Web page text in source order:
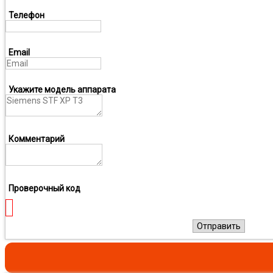
Телефон
Email
Укажите модель аппарата
Комментарий
Проверочный код
Отправить